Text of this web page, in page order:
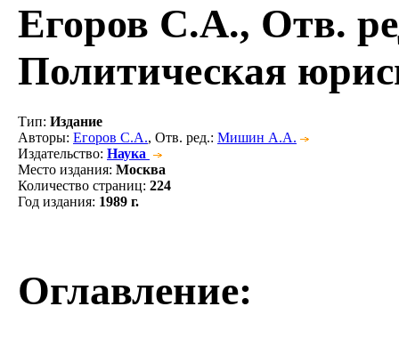
Егоров С.А., Отв.
Политическая
Тип: Издание
Авторы: Егоров С.А., Отв. ред.: Мишин А.А.
Издательство: Наука
Место издания: Москва
Количество страниц: 224
Год издания: 1989 г.
Оглавление: